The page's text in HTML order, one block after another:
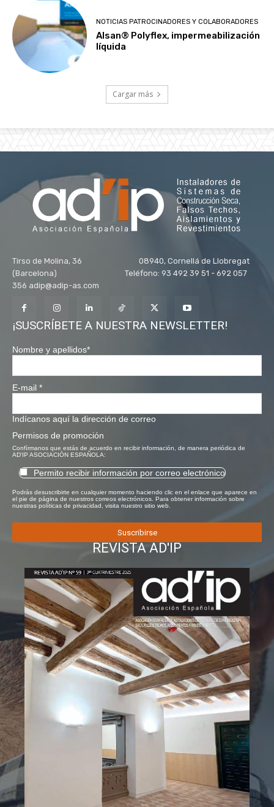
NOTICIAS PATROCINADORES Y COLABORADORES
Alsan® Polyflex, impermeabilización
líquida
Cargar más
Tirso de Molina, 36 08940, Cornellá de Llobregat
(Barcelona) Teléfono: 93 492 39 51 - 692 057
356 adip@adip-as.com
¡SUSCRÍBETE A NUESTRA NEWSLETTER!
Nombre y apellidos*
E-mail *
Indícanos aquí la dirección de correo
Permisos de promoción
Confírmanos que estás de acuerdo en recibir información, de manera periódica de
AD'IP ASOCIACIÓN ESPAÑOLA:
Permito recibir información por correo electrónico
Podrás desuscribirte en cualquier momento haciendo clic en el enlace que aparece en
el pie de página de nuestros correos electrónicos. Para obtener información sobre
nuestras políticas de privacidad, visita nuestro sitio web.
REVISTA AD'IP